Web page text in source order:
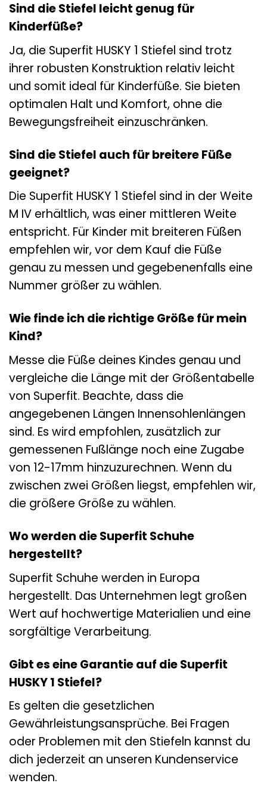
Sind die Stiefel leicht genug für
Kinderfüße?
Ja, die Superfit HUSKY 1 Stiefel sind trotz
ihrer robusten Konstruktion relativ leicht
und somit ideal für Kinderfüße. Sie bieten
optimalen Halt und Komfort, ohne die
Bewegungsfreiheit einzuschränken.
Sind die Stiefel auch für breitere Füße
geeignet?
Die Superfit HUSKY 1 Stiefel sind in der Weite
M IV erhältlich, was einer mittleren Weite
entspricht. Für Kinder mit breiteren Füßen
empfehlen wir, vor dem Kauf die Füße
genau zu messen und gegebenenfalls eine
Nummer größer zu wählen.
Wie finde ich die richtige Größe für mein
Kind?
Messe die Füße deines Kindes genau und
vergleiche die Länge mit der Größentabelle
von Superfit. Beachte, dass die
angegebenen Längen Innensohlenlängen
sind. Es wird empfohlen, zusätzlich zur
gemessenen Fußlänge noch eine Zugabe
von 12-17mm hinzuzurechnen. Wenn du
zwischen zwei Größen liegst, empfehlen wir,
die größere Größe zu wählen.
Wo werden die Superfit Schuhe
hergestellt?
Superfit Schuhe werden in Europa
hergestellt. Das Unternehmen legt großen
Wert auf hochwertige Materialien und eine
sorgfältige Verarbeitung.
Gibt es eine Garantie auf die Superfit
HUSKY 1 Stiefel?
Es gelten die gesetzlichen
Gewährleistungsansprüche. Bei Fragen
oder Problemen mit den Stiefeln kannst du
dich jederzeit an unseren Kundenservice
wenden.